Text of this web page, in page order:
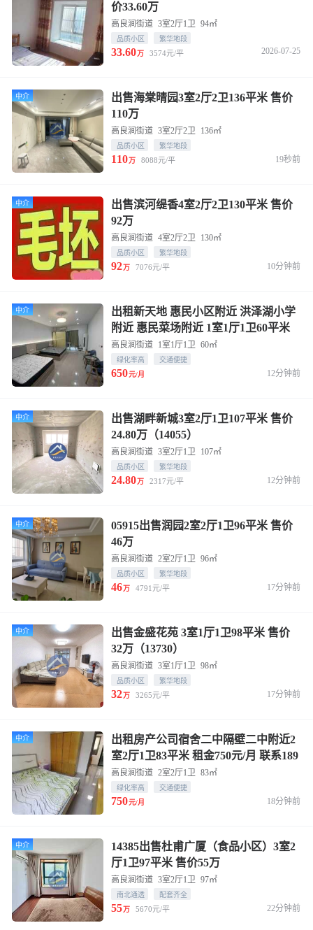
价33.60万
高良涧街道 3室2厅1卫 94㎡
品质小区 繁华地段
33.60万 3574元/平 2026-07-25
中介
出售海棠晴园3室2厅2卫136平米 售价
110万
高良涧街道 3室2厅2卫 136㎡
品质小区 繁华地段
110万 8088元/平 19秒前
中介
出售滨河缇香4室2厅2卫130平米 售价
92万
高良涧街道 4室2厅2卫 130㎡
品质小区 繁华地段
92万 7076元/平 10分钟前
中介
出租新天地 惠民小区附近 洪泽湖小学
附近 惠民菜场附近 1室1厅1卫60平米
租金650元/月 可以短租 联系189 3655
7861
高良涧街道 1室1厅1卫 60㎡
绿化率高 交通便捷
650元/月 12分钟前
中介
出售湖畔新城3室2厅1卫107平米 售价
24.80万（14055）
高良涧街道 3室2厅1卫 107㎡
品质小区 繁华地段
24.80万 2317元/平 12分钟前
中介
05915出售润园2室2厅1卫96平米 售价
46万
高良涧街道 2室2厅1卫 96㎡
品质小区 繁华地段
46万 4791元/平 17分钟前
中介
出售金盛花苑 3室1厅1卫98平米 售价
32万（13730）
高良涧街道 3室1厅1卫 98㎡
品质小区 繁华地段
32万 3265元/平 17分钟前
中介
出租房产公司宿舍二中隔壁二中附近2
室2厅1卫83平米 租金750元/月 联系189
3655 7861
高良涧街道 2室2厅1卫 83㎡
绿化率高 交通便捷
750元/月 18分钟前
中介
14385出售杜甫广厦（食品小区）3室2
厅1卫97平米 售价55万
高良涧街道 3室2厅1卫 97㎡
南北通透 配套齐全
55万 5670元/平 22分钟前